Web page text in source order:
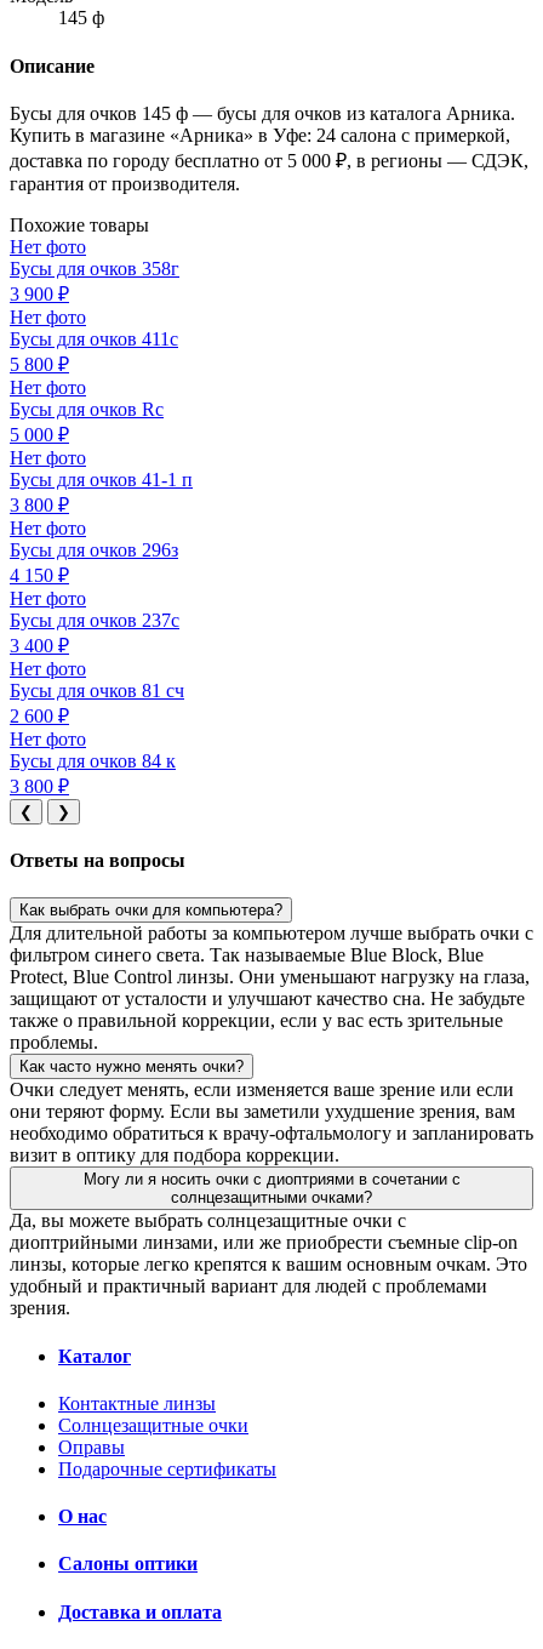
145 ф
Описание
Бусы для очков 145 ф — бусы для очков из каталога Арника.
Купить в магазине «Арника» в Уфе: 24 салона с примеркой,
доставка по городу бесплатно от 5 000 ₽, в регионы — СДЭК,
гарантия от производителя.
Похожие товары
Нет фото
Бусы для очков 358г
3 900 ₽
Нет фото
Бусы для очков 411с
5 800 ₽
Нет фото
Бусы для очков Rc
5 000 ₽
Нет фото
Бусы для очков 41-1 п
3 800 ₽
Нет фото
Бусы для очков 296з
4 150 ₽
Нет фото
Бусы для очков 237с
3 400 ₽
Нет фото
Бусы для очков 81 сч
2 600 ₽
Нет фото
Бусы для очков 84 к
3 800 ₽
❮ ❯
Ответы на вопросы
Как выбрать очки для компьютера?
Для длительной работы за компьютером лучше выбрать очки с
фильтром синего света. Так называемые Blue Block, Blue
Protect, Blue Control линзы. Они уменьшают нагрузку на глаза,
защищают от усталости и улучшают качество сна. Не забудьте
также о правильной коррекции, если у вас есть зрительные
проблемы.
Как часто нужно менять очки?
Очки следует менять, если изменяется ваше зрение или если
они теряют форму. Если вы заметили ухудшение зрения, вам
необходимо обратиться к врачу-офтальмологу и запланировать
визит в оптику для подбора коррекции.
Могу ли я носить очки с диоптриями в сочетании с
солнцезащитными очками?
Да, вы можете выбрать солнцезащитные очки с
диоптрийными линзами, или же приобрести съемные clip-on
линзы, которые легко крепятся к вашим основным очкам. Это
удобный и практичный вариант для людей с проблемами
зрения.
Каталог
Контактные линзы
Солнцезащитные очки
Оправы
Подарочные сертификаты
О нас
Салоны оптики
Доставка и оплата